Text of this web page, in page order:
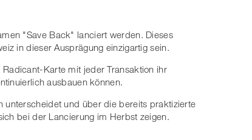
"Save Back" lanciert werden. Dieses
in dieser Ausprägung einzigartig sein.
Karte mit jeder Transaktion ihr
ausbauen können.
unterscheidet und über die bereits praktizierte
bei der Lancierung im Herbst zeigen.